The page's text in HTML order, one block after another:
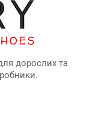
дорослих та